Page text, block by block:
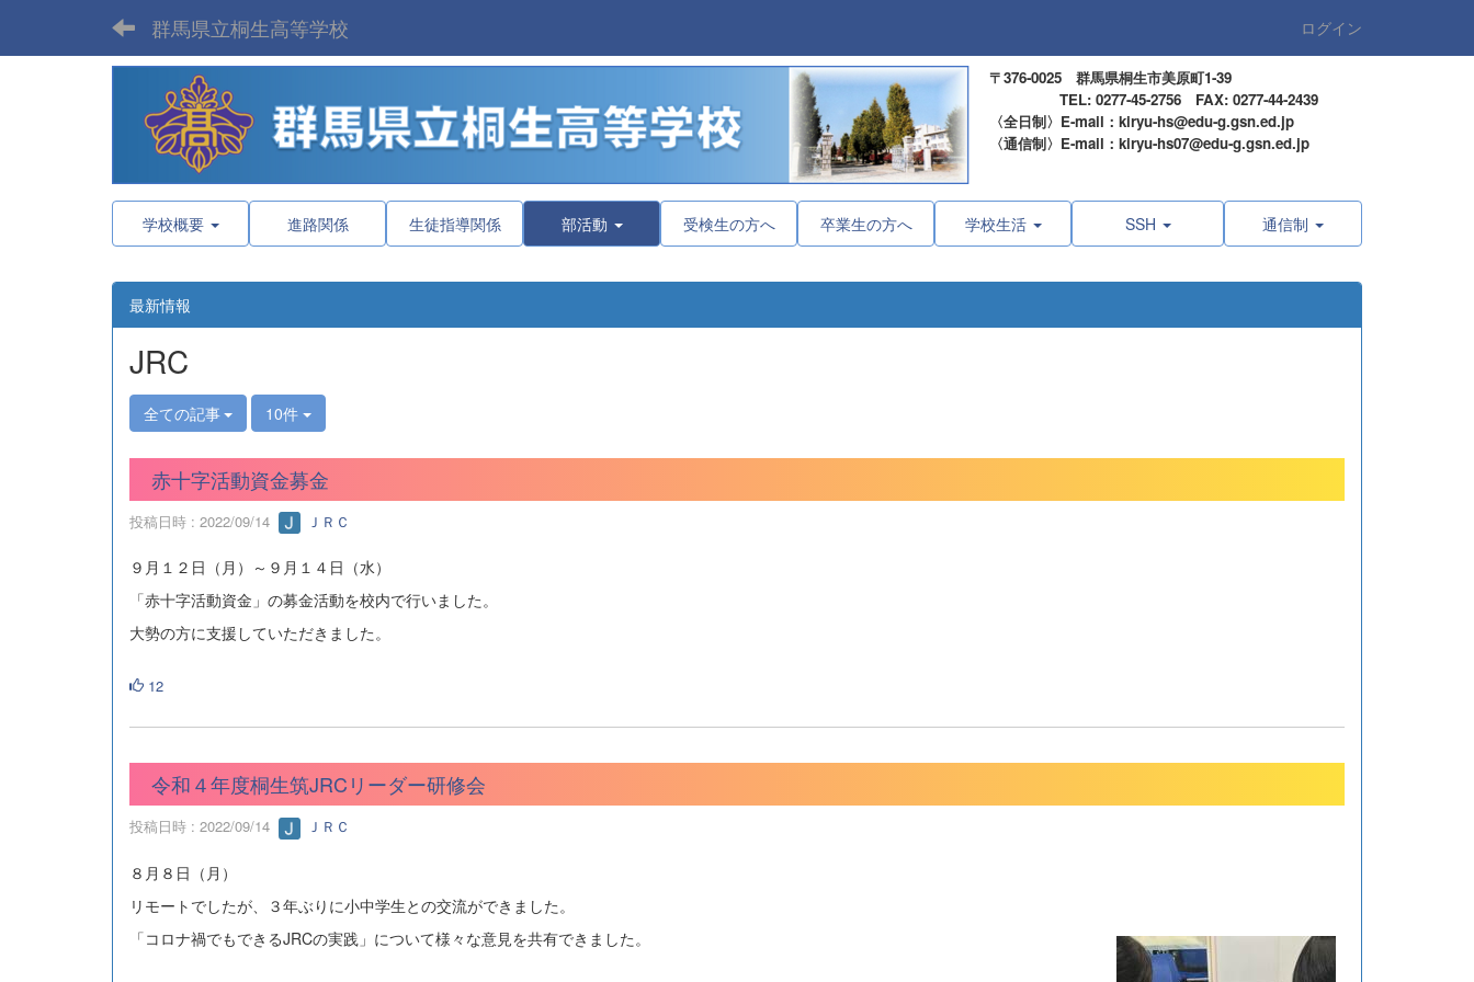
群馬県立桐生高等学校 ログイン
〒376-0025 群馬県桐生市美原町1-39
TEL: 0277-45-2756 FAX: 0277-44-2439
〈全日制〉E-mail：kiryu-hs@edu-g.gsn.ed.jp
〈通信制〉E-mail：kiryu-hs07@edu-g.gsn.ed.jp
学校概要 進路関係 生徒指導関係 部活動 受検生の方へ 卒業生の方へ 学校生活 SSH 通信制
最新情報
JRC
全ての記事 10件
赤十字活動資金募金
投稿日時 : 2022/09/14 ＪＲＣ
９月１２日（月）～９月１４日（水）
「赤十字活動資金」の募金活動を校内で行いました。
大勢の方に支援していただきました。
12
令和４年度桐生筑JRCリーダー研修会
投稿日時 : 2022/09/14 ＪＲＣ
８月８日（月）
リモートでしたが、３年ぶりに小中学生との交流ができました。
「コロナ禍でもできるJRCの実践」について様々な意見を共有できました。